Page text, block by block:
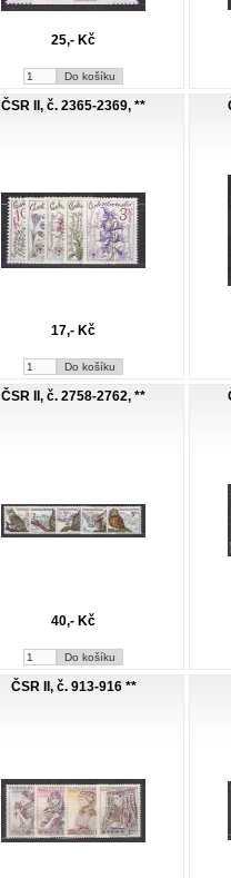
25,- Kč
ČSR II, č. 2365-2369, **
17,- Kč
ČSR II, č. 2758-2762, **
40,- Kč
ČSR II, č. 913-916 **